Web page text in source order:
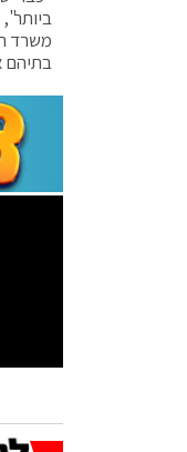
משרד
בתיהם